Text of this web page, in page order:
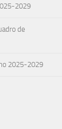
2029
de
2025-2029